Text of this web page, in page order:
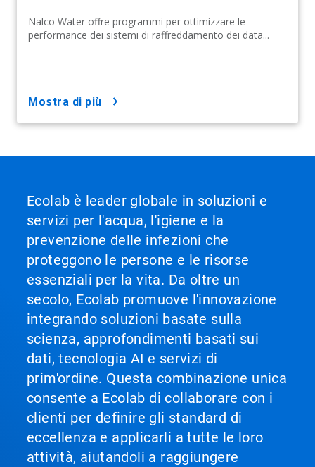
Nalco Water offre programmi per ottimizzare le
performance dei sistemi di raffreddamento dei data...
mostra di più
Ecolab è leader globale in soluzioni e
servizi per l'acqua, l'igiene e la
prevenzione delle infezioni che
proteggono le persone e le risorse
essenziali per la vita. Da oltre un
secolo, Ecolab promuove l'innovazione
integrando soluzioni basate sulla
scienza, approfondimenti basati sui
dati, tecnologia AI e servizi di
prim'ordine. Questa combinazione unica
consente a Ecolab di collaborare con i
clienti per definire gli standard di
eccellenza e applicarli a tutte le loro
attività, aiutandoli a raggiungere